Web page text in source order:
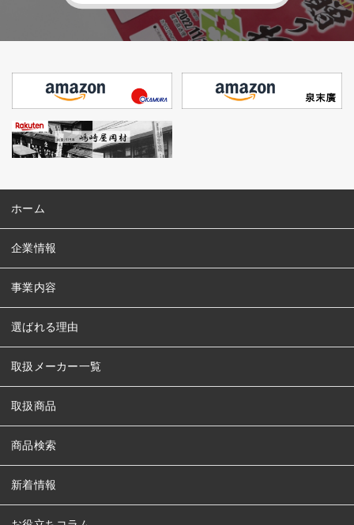
ホーム
企業情報
事業内容
選ばれる理由
取扱メーカー一覧
取扱商品
商品検索
新着情報